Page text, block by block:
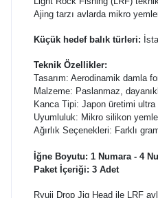
Ajing tarzı avlarda mikro
Küçük hedef balık türleri:
Teknik Özellikler:
Tasarım: Aerodinamik damla
Malzeme: Paslanmaz,
Kanca Tipi: Japon üretimi
Uyumluluk: Mikro silikon
Ağırlık Seçenekleri: Farklı
İğne Boyutu: 1 Numara - 4
Paket İçeriği: 3 Adet
Ryuji Drop Jig Head ile LRF